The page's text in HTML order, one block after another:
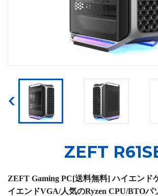
ZEFT
ZEFT Gaming PC[送料無料] ハイエンド
イエンドVGA/人気のRyzen CPU/BTOパ